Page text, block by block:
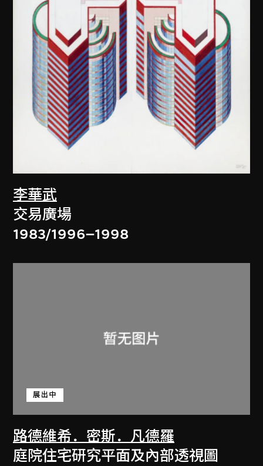
李華武
交易廣場
1983/1996–1998
路德維希．密斯．凡德羅
展出中
庭院住宅研究平面及內部透視圖